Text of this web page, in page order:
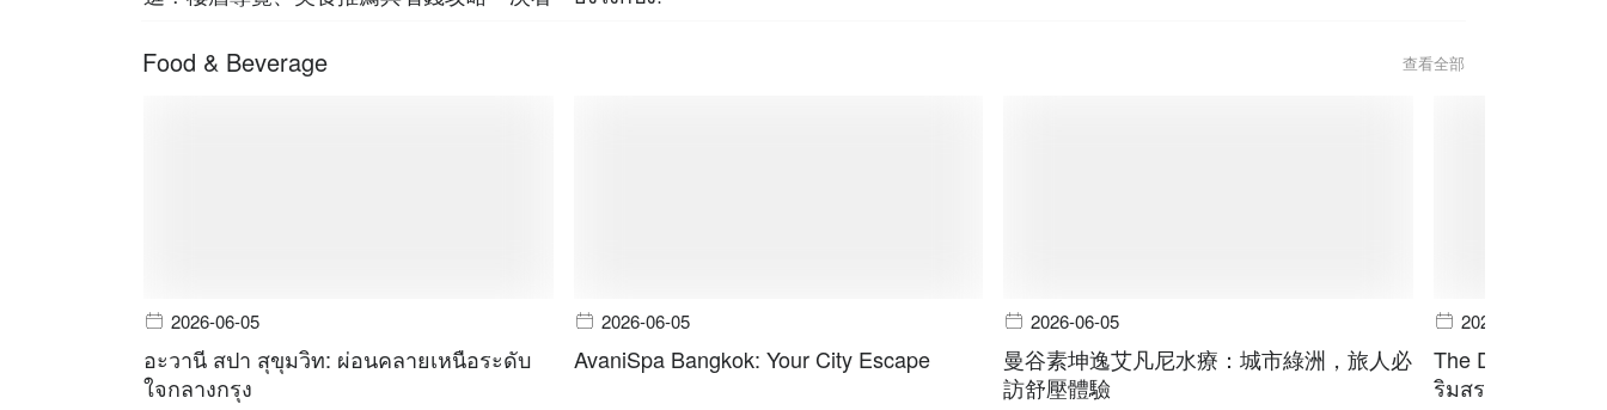
Food & Beverage 查看全部
2026-06-05
อะวานี สปา สุขุมวิท: ผ่อนคลายเหนือระดับ
ใจกลางกรุง
2026-06-05
AvaniSpa Bangkok: Your City Escape
2026-06-05
曼谷素坤逸艾凡尼水療：城市綠洲，旅人必
訪舒壓體驗
2026-06-05
The Deck @
ริมสระ สุขุมวิท บ